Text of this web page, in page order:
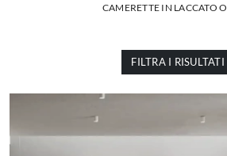
CAMERETTE IN LACCATO
FILTRA I RISULTATI